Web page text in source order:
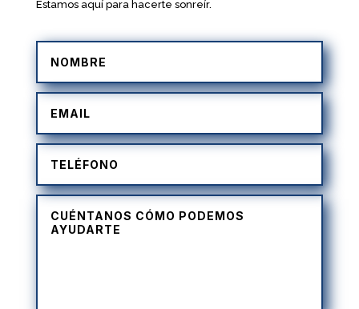
Estamos aquí para hacerte sonreír.